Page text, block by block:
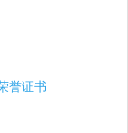
誉证书